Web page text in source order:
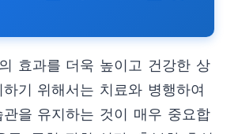
효과를 더욱 높이고 건강한 상
기 위해서는 치료와 병행하여
을 유지하는 것이 매우 중요합